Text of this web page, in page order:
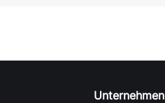
Unternehmen